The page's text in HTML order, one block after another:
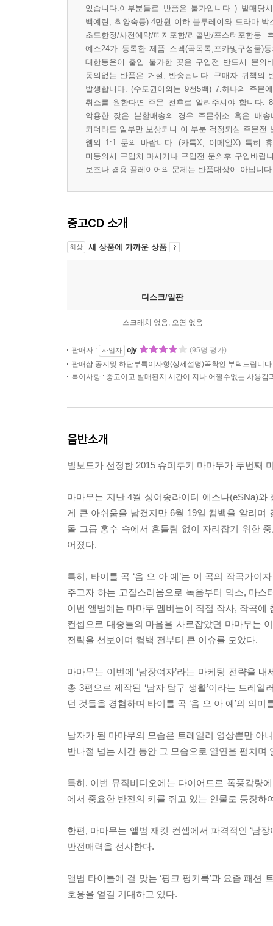
있습니다.이부분들로 반품은 불가입니다 ) 발매
백예린, 최양숙등) 4만원 이하 블루레이와 드라마
초도한정/사전예약/띠지포함/리콜반/포스터포함
예스24가 등록한 제품 스펙(곡목록,포카및구성물
대한통운이 출입 불가한 곳은 구입전 반드시 문의
동의없는 반품은 거절, 반송됩니다. 구매자 귀책의
발생합니다. (수도권이외는 9천5백) 7.하나의 주문
취소를 원한다면 주문 전후로 알려주셔야 합니다.
악용한 잦은 분할배송의 경우 주문취소 혹은 배
되더라도 일부만 보상되니 이 부분 걱정되심 주문
웹의 1:1 문의 바랍니다. (카톡X, 이메일X) 특히
미동의시 구입치 마시거나 구입전 문의후 구입바랍
보조나 겸용 플레이어의 문제는 반품대상이 아닙니다
중고CD 소개
최상 새 상품에 가까운 상품
디스크/알판
스크래치 없음, 오염 없음
판매자 : 사업자 ojy
(95명 평가)
판매샵 공지및 하단부특이사항(상세설명)꼭확인 부탁드립니다
특이사항 : 중고이고 발매된지 시간이 지나 어쩔수없는 사용감
음반소개
빌보드가 선정한 2015 슈퍼루키 마마무가 두번째
마마무는 지난 4월 싱어송라이터 에스나(eSNa)
게 큰 아쉬움을 남겼지만 6월 19일 컴백을 알리
돌 그룹 홍수 속에서 흔들림 없이 자리잡기 위한
어졌다.
특히, 타이틀 곡 ‘음 오 아 예’는 이 곡의 작곡가
주고자 하는 고집스러움으로 녹음부터 믹스, 마
이번 앨범에는 마마무 멤버들이 직접 작사, 작곡
컨셉으로 대중들의 마음을 사로잡았던 마마무는
전략을 선보이며 컴백 전부터 큰 이슈를 모았다.
마마무는 이번에 ‘남장여자’라는 마케팅 전략을
총 3편으로 제작된 ‘남자 탐구 생활’이라는 트레
던 것들을 경험하며 타이틀 곡 ‘음 오 아 예’의 의미
남자가 된 마마무의 모습은 트레일러 영상뿐만 아
반나절 넘는 시간 동안 그 모습으로 열연을 펼치며
특히, 이번 뮤직비디오에는 다이어트로 폭풍감량
에서 중요한 반전의 키를 쥐고 있는 인물로 등장하
한편, 마마무는 앨범 재킷 컨셉에서 파격적인 ‘남
반전매력을 선사한다.
앨범 타이틀에 걸 맞는 ‘핑크 펑키룩’과 요즘 패션
호응을 얻길 기대하고 있다.